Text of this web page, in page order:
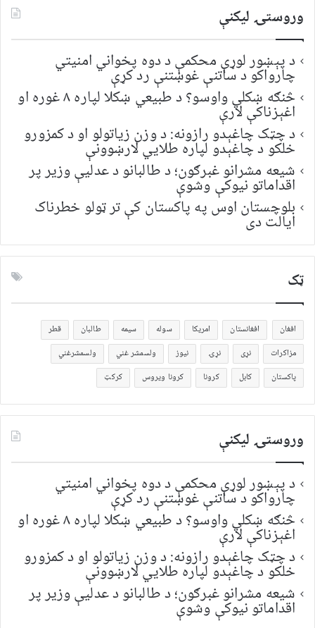
وروستۍ ليکنې
د پېښور لوړې محکمې د دوه پخواني امنیتي
چارواکو د ساتنې غوښتنې رد کړې
څنګه ښکلي واوسو؟ د طبیعي ښکلا لپاره ۸ غوره او
اغېزناکې لارې
د چټک چاغېدو رازونه: د وزن زیاتولو او د کمزورو
خلکو د چاغېدو لپاره طلایي لارښوونې
شیعه مشرانو غبرګون؛ د طالبانو د عدلیې وزیر پر
اقداماتو نیوکې وشوې
بلوچستان اوس په پاکستان کې تر ټولو خطرناک
ایالت دی
ټک
افغان افغانستان امریکا سوله سیمه طالبان
قطر
مزاکرات
نړی نړۍ نیوز ولسمشر غني
ولسمشرغني
پاکستان
کابل کرونا کرونا ویروس کرکټ
وروستۍ ليکنې
د پېښور لوړې محکمې د دوه پخواني امنیتي
چارواکو د ساتنې غوښتنې رد کړې
څنګه ښکلي واوسو؟ د طبیعي ښکلا لپاره ۸ غوره او
اغېزناکې لارې
د چټک چاغېدو رازونه: د وزن زیاتولو او د کمزورو
خلکو د چاغېدو لپاره طلایي لارښوونې
شیعه مشرانو غبرګون؛ د طالبانو د عدلیې وزیر پر
اقداماتو نیوکې وشوې